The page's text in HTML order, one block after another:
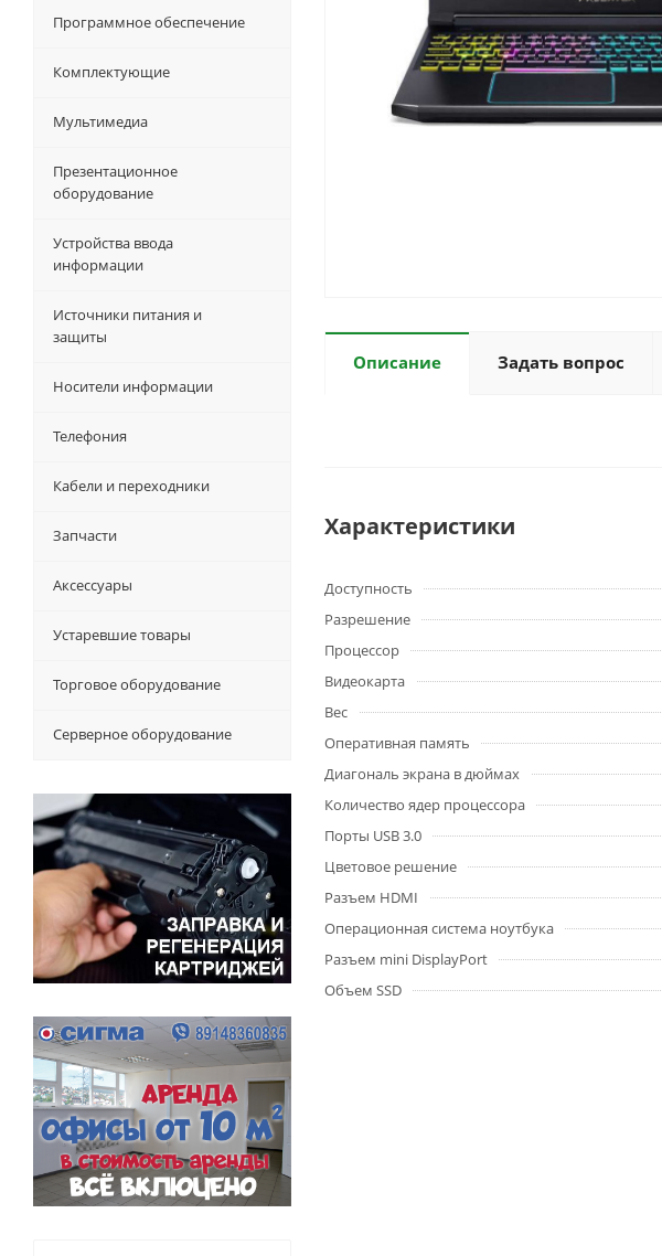
Описание Задать вопрос
Характеристики
Доступность
Разрешение
Процессор
Видеокарта
Вес
Оперативная память
Диагональ экрана в дюймах
Количество ядер процессора
Порты USB 3.0
Цветовое решение
Разъем HDMI
Операционная система ноутбука
Разъем mini DisplayPort
Объем SSD
Программное обеспечение
Комплектующие
Мультимедиа
Презентационное
оборудование
Устройства ввода
информации
Источники питания и
защиты
Носители информации
Телефония
Кабели и переходники
Запчасти
Аксессуары
Устаревшие товары
Торговое оборудование
Серверное оборудование